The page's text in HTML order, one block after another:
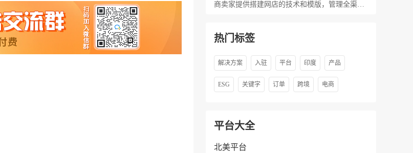
商卖家提供搭建网店的技术和模版，管理全渠道
热门标签
解决方案 入驻 平台 印度 产品
ESG 关键字 订单 跨境 电商
平台大全
北美平台